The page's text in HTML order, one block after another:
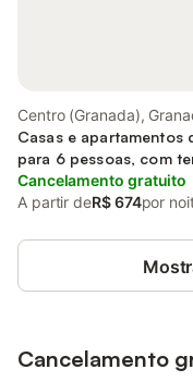
Centro (Granada),
Casas e apartamentos
para 6 pessoas, com
Cancelamento gratuito
A partir deR$ 674por
Cancelamento